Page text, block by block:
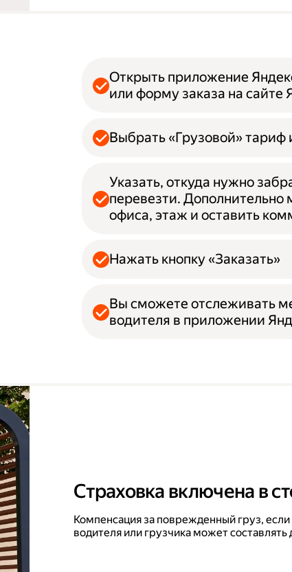
Открыть приложение
или форму заказа на сайте
Выбрать «Грузовой» тариф
Указать, откуда нужно
перевезти. Дополнительно
офиса, этаж и оставить
Нажать кнопку «Заказать»
Вы сможете отслеживать
водителя в приложении
Страховка включена в
Компенсация за поврежденный груз, если
водителя или грузчика может